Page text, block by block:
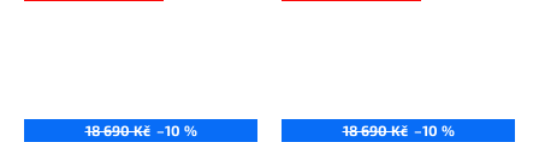
18 690 Kč –10 % 18 690 Kč –10 %